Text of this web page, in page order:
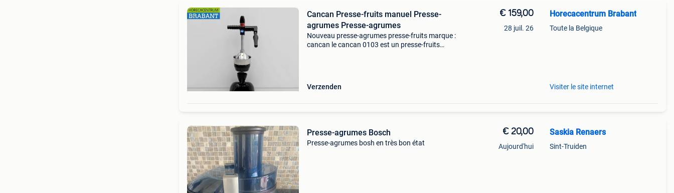
Cancan Presse-fruits manuel Presse-
agrumes Presse-agrumes
Nouveau presse-agrumes presse-fruits marque :
cancan le cancan 0103 est un presse-fruits
Verzenden
€ 159,00
28 juil. 26
Horecacentrum Brabant
Toute la Belgique
Visiter le site internet
Presse-agrumes Bosch
Presse-agrumes bosh en très bon état
€ 20,00
Aujourd'hui
Saskia Renaers
Sint-Truiden